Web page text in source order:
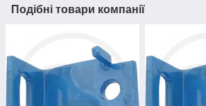
Подібні товари компанії